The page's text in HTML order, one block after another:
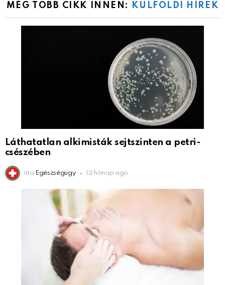
MÉG TÖBB CIKK INNEN: KÜLFÖLDI HÍREK
Láthatatlan alkimisták sejtszinten a petri-
csészében
írta Egészségügy 12 hónap ago